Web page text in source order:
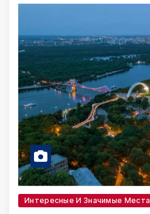
Интересные И Значимые Места